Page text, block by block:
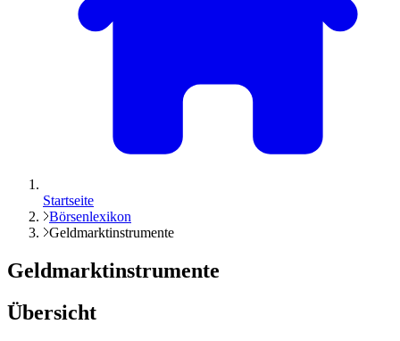
Startseite
Börsenlexikon
Geldmarktinstrumente
Geldmarktinstrumente
Übersicht